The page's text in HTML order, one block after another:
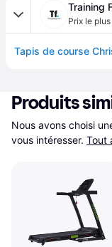
Training
Prix le
Tapis de course
Produits
Nous avons choisi
vous intéresser. Tout